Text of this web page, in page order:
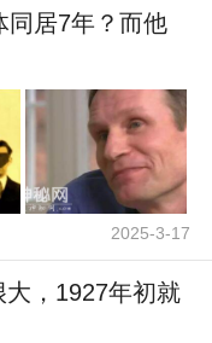
同居7年？而他
2025-3-17
，1927年初就